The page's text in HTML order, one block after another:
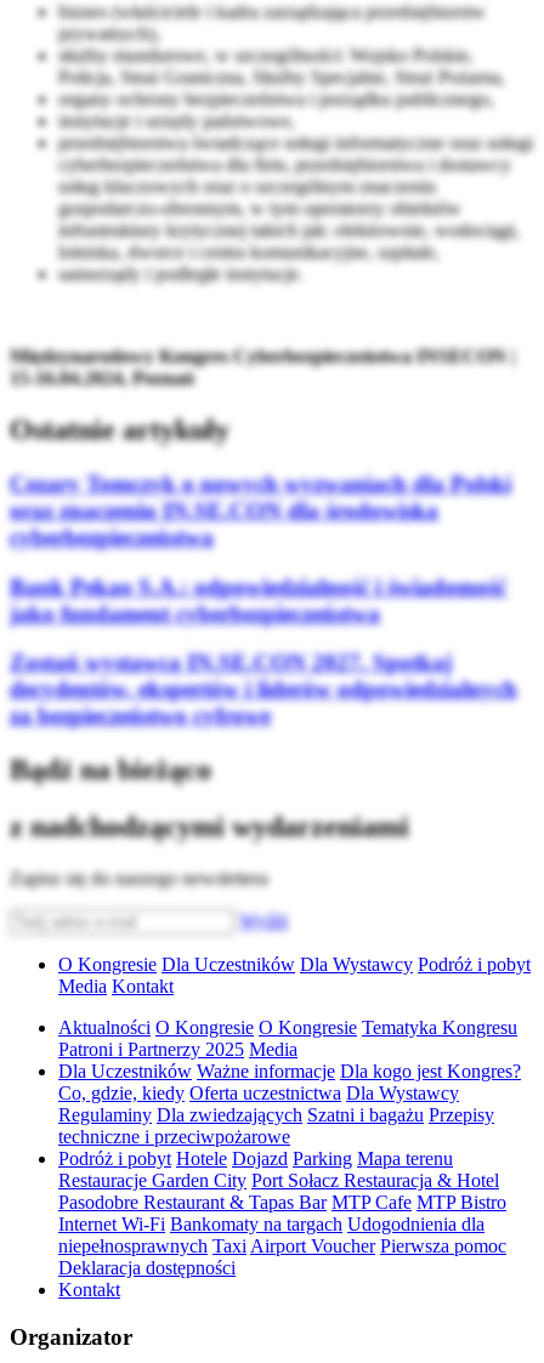
biznes (właściciele i kadra zarządzająca przedsiębiorstw
prywatnych),
służby mundurowe, w szczególności: Wojsko Polskie,
Policja, Straż Graniczna, Służby Specjalne, Straż Pożarna,
organy ochrony bezpieczeństwa i porządku publicznego,
instytucje i urzędy państwowe,
przedsiębiorstwa świadczące usługi informatyczne oraz usługi
cyberbezpieczeństwa dla firm, przedsiębiorstwa i dostawcy
usług kluczowych oraz o szczególnym znaczeniu
gospodarczo-obronnym, w tym operatorzy obiektów
infrastruktury krytycznej takich jak: elektrownie, wodociągi,
lotniska, dworce i centra komunikacyjne, szpitale,
samorządy i podległe instytucje.
Międzynarodowy Kongres Cyberbezpieczeństwa INSECON |
15-16.04.2024, Poznań
Ostatnie artykuły
Cezary Tomczyk o nowych wyzwaniach dla Polski
oraz znaczeniu IN.SE.CON dla środowiska
cyberbezpieczeństwa
Bank Pekao S.A.: odpowiedzialność i świadomość
jako fundament cyberbezpieczeństwa
Zostań wystawcą IN.SE.CON 2027. Spotkaj
decydentów, ekspertów i liderów odpowiedzialnych
za bezpieczeństwo cyfrowe
Bądź na bieżąco
z nadchodzącymi wydarzeniami
Zapisz się do naszego newslettera
Wyślij
O Kongresie Dla Uczestników Dla Wystawcy Podróż i pobyt
Media Kontakt
Aktualności O Kongresie O Kongresie Tematyka Kongresu
Patroni i Partnerzy 2025 Media
Dla Uczestników Ważne informacje Dla kogo jest Kongres?
Co, gdzie, kiedy Oferta uczestnictwa Dla Wystawcy
Regulaminy Dla zwiedzających Szatni i bagażu Przepisy
techniczne i przeciwpożarowe
Podróż i pobyt Hotele Dojazd Parking Mapa terenu
Restauracje Garden City Port Sołacz Restauracja & Hotel
Pasodobre Restaurant & Tapas Bar MTP Cafe MTP Bistro
Internet Wi-Fi Bankomaty na targach Udogodnienia dla
niepełnosprawnych Taxi Airport Voucher Pierwsza pomoc
Deklaracja dostępności
Kontakt
Organizator